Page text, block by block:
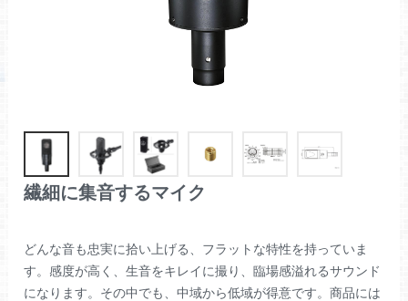
繊細に集音するマイク
どんな音も忠実に拾い上げる、フラットな特性を持っていま
す。感度が高く、生音をキレイに撮り、臨場感溢れるサウンド
になります。その中でも、中域から低域が得意です。商品には